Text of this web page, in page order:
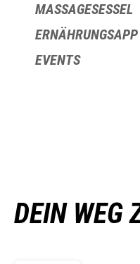
MASSAGESESSEL
ERNÄHRUNGSAPP
EVENTS
DEIN WEG